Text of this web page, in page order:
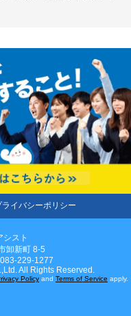
ライバシーポリシー
シスト
卸新町 8-5
229-1277
All Rights Reserved.
Policy and Terms of Service apply.